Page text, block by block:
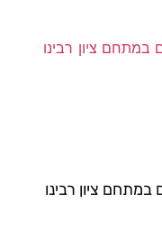
ציון רבינו